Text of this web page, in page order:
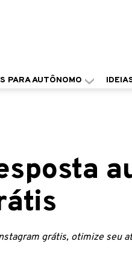
PARA AUTÔNOMO
grátis, otimize seu